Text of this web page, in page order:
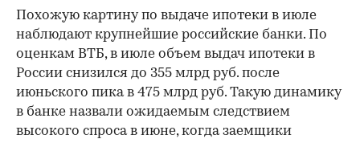
Похожую картину по выдаче ипотеки в июле
наблюдают крупнейшие российские банки. По
оценкам ВТБ, в июле объем выдач ипотеки в
России снизился до 355 млрд руб. после
июньского пика в 475 млрд руб. Такую динамику
в банке назвали ожидаемым следствием
высокого спроса в июне, когда заемщики